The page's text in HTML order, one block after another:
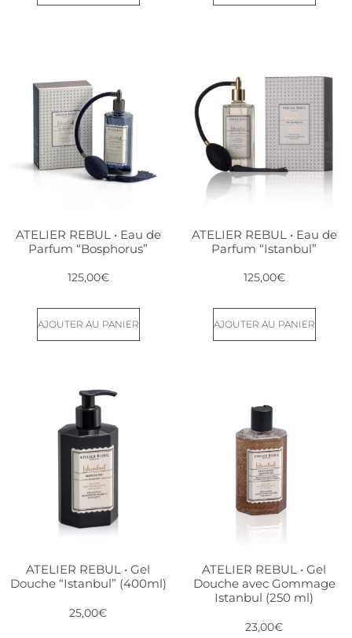
ATELIER REBUL • Eau de
Parfum “Bosphorus”
125,00€
AJOUTER AU PANIER
ATELIER REBUL • Eau de
Parfum “Istanbul”
125,00€
AJOUTER AU PANIER
ATELIER REBUL • Gel
Douche “Istanbul” (400ml)
25,00€
ATELIER REBUL • Gel
Douche avec Gommage
Istanbul (250 ml)
23,00€